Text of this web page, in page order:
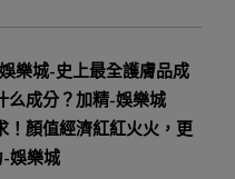
樂城-史上最全護膚品成
么成分？加精-娛樂城
！顏值經濟紅紅火火，更
-娛樂城